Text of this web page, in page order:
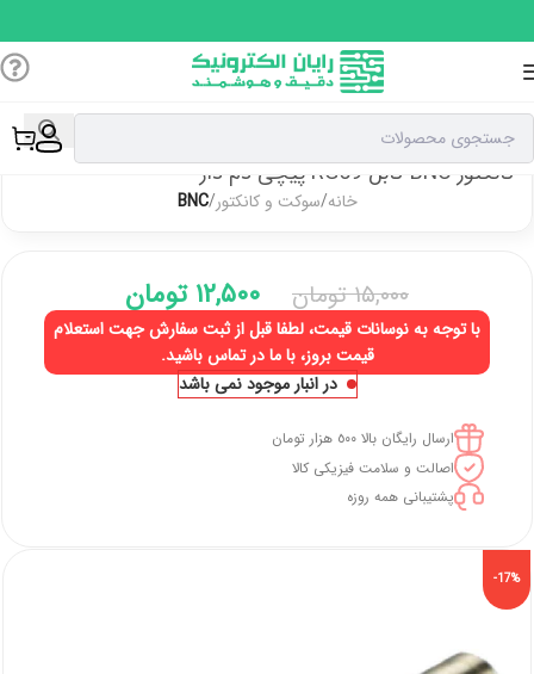
کانکتور BNC کابل RG59 پیچی دم دار
خانه سوکت و کانکتور BNC
۱۵,۰۰۰تومان ۱۲,۵۰۰ تومان
با توجه به نوسانات قیمت، لطفا قبل از ثبت سفارش جهت استعلام
قیمت بروز، با ما در تماس باشید.
در انبار موجود نمی باشد
ارسال رایگان بالا ٥٠٠ هزار تومان
اصالت و سلامت فیزیکی کالا
پشتیبانی همه روزه
-17%